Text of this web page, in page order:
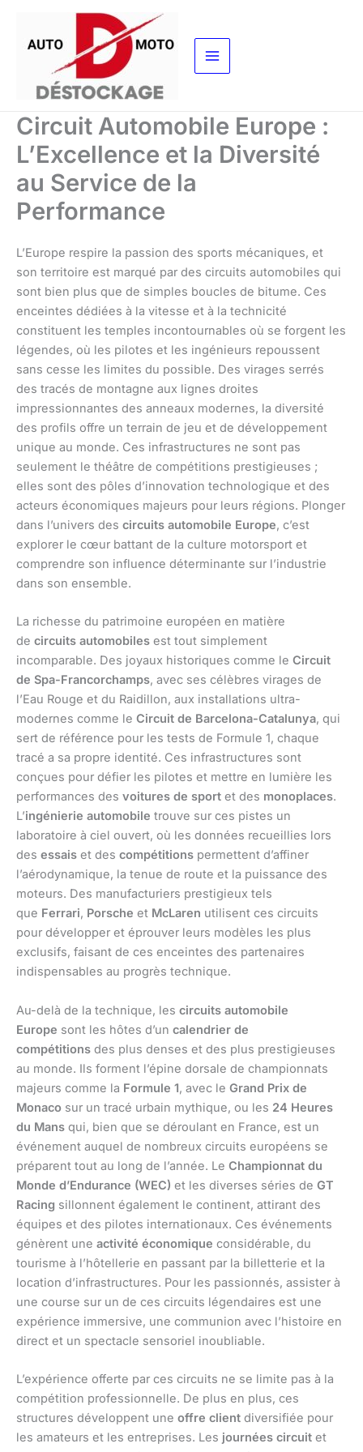
contenu
Circuit Automobile Europe :
L’Excellence et la Diversité
au Service de la
Performance
L’Europe respire la passion des sports mécaniques, et
son territoire est marqué par des circuits automobiles qui
sont bien plus que de simples boucles de bitume. Ces
enceintes dédiées à la vitesse et à la technicité
constituent les temples incontournables où se forgent les
légendes, où les pilotes et les ingénieurs repoussent
sans cesse les limites du possible. Des virages serrés
des tracés de montagne aux lignes droites
impressionnantes des anneaux modernes, la diversité
des profils offre un terrain de jeu et de développement
unique au monde. Ces infrastructures ne sont pas
seulement le théâtre de compétitions prestigieuses ;
elles sont des pôles d’innovation technologique et des
acteurs économiques majeurs pour leurs régions. Plonger
dans l’univers des circuits automobile Europe, c’est
explorer le cœur battant de la culture motorsport et
comprendre son influence déterminante sur l’industrie
dans son ensemble.
La richesse du patrimoine européen en matière
de circuits automobiles est tout simplement
incomparable. Des joyaux historiques comme le Circuit
de Spa-Francorchamps, avec ses célèbres virages de
l’Eau Rouge et du Raidillon, aux installations ultra-
modernes comme le Circuit de Barcelona-Catalunya, qui
sert de référence pour les tests de Formule 1, chaque
tracé a sa propre identité. Ces infrastructures sont
conçues pour défier les pilotes et mettre en lumière les
performances des voitures de sport et des monoplaces.
L’ingénierie automobile trouve sur ces pistes un
laboratoire à ciel ouvert, où les données recueillies lors
des essais et des compétitions permettent d’affiner
l’aérodynamique, la tenue de route et la puissance des
moteurs. Des manufacturiers prestigieux tels
que Ferrari, Porsche et McLaren utilisent ces circuits
pour développer et éprouver leurs modèles les plus
exclusifs, faisant de ces enceintes des partenaires
indispensables au progrès technique.
Au-delà de la technique, les circuits automobile
Europe sont les hôtes d’un calendrier de
compétitions des plus denses et des plus prestigieuses
au monde. Ils forment l’épine dorsale de championnats
majeurs comme la Formule 1, avec le Grand Prix de
Monaco sur un tracé urbain mythique, ou les 24 Heures
du Mans qui, bien que se déroulant en France, est un
événement auquel de nombreux circuits européens se
préparent tout au long de l’année. Le Championnat du
Monde d’Endurance (WEC) et les diverses séries de GT
Racing sillonnent également le continent, attirant des
équipes et des pilotes internationaux. Ces événements
génèrent une activité économique considérable, du
tourisme à l’hôtellerie en passant par la billetterie et la
location d’infrastructures. Pour les passionnés, assister à
une course sur un de ces circuits légendaires est une
expérience immersive, une communion avec l’histoire en
direct et un spectacle sensoriel inoubliable.
L’expérience offerte par ces circuits ne se limite pas à la
compétition professionnelle. De plus en plus, ces
structures développent une offre client diversifiée pour
les amateurs et les entreprises. Les journées circuit et